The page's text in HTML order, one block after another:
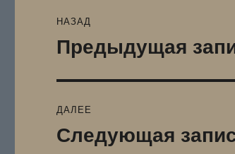
по
НАЗАД
Предыдущая
запись:
Предыдущая
ДАЛЕЕ
Следующая
Следующая